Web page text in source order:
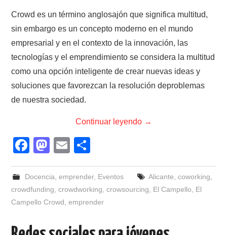
Crowd es un término anglosajón que significa multitud,
sin embargo es un concepto moderno en el mundo
empresarial y en el contexto de la innovación, las
tecnologías y el emprendimiento se considera la multitud
como una opción inteligente de crear nuevas ideas y
soluciones que favorezcan la resolución deproblemas
de nuestra sociedad.
Continuar leyendo →
F
a
c
e
b
o
M
a
st
o
d
o
E
m
ail
o
m
p
ar
tir
Docencia emprender, Eventos Alicante coworking
crowdfunding ,crowdworking ,crowsourcing El Campello
El
Campello Crowd ,emprender